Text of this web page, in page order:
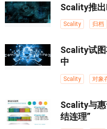
Scality推
Scality 归档
Scality试
中
Scality 对象
Scality与
结连理”